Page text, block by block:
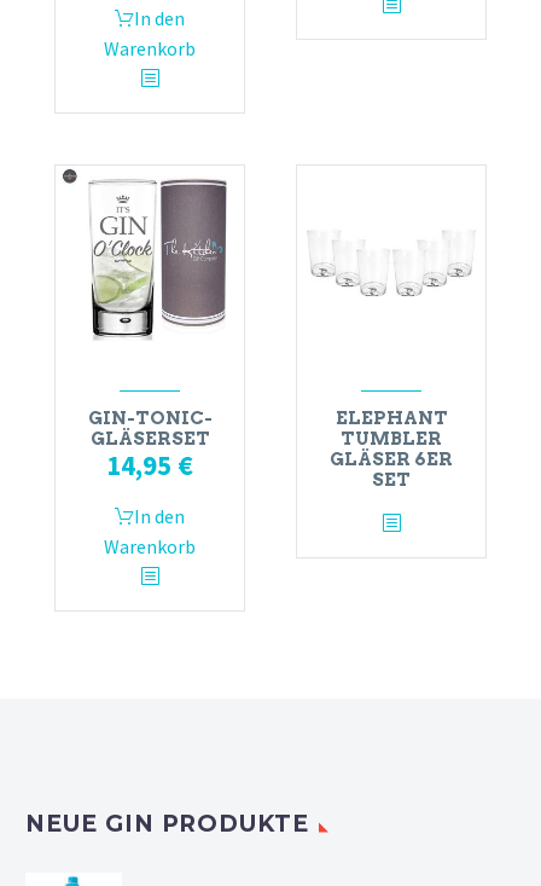
In den
Warenkorb
GIN-TONIC-
GLÄSERSET
14,95 €
In den
Warenkorb
ELEPHANT
TUMBLER
GLÄSER 6ER
SET
NEUE GIN PRODUKTE